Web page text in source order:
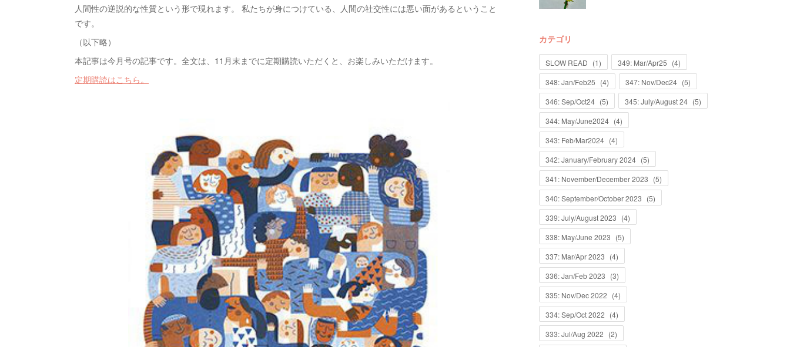
人間性の逆説的な性質という形で現れます。 私たちが身につけている、人間の社交性には悪い面があるということ
です。
（以下略）
本記事は今月号の記事です。全文は、11月末までに定期購読いただくと、お楽しみいただけます。
定期購読はこちら。
カテゴリ
SLOW READ (1) 349: Mar/Apr25 (4)
348: Jan/Feb25 (4) 347: Nov/Dec24 (5)
346: Sep/Oct24 (5) 345: July/August 24 (5)
344: May/June2024 (4)
343: Feb/Mar2024 (4)
342: January/February 2024 (5)
341: November/December 2023 (5)
340: September/October 2023 (5)
339: July/August 2023 (4)
338: May/June 2023 (5)
337: Mar/Apr 2023 (4)
336: Jan/Feb 2023 (3)
335: Nov/Dec 2022 (4)
334: Sep/Oct 2022 (4)
333: Jul/Aug 2022 (2)